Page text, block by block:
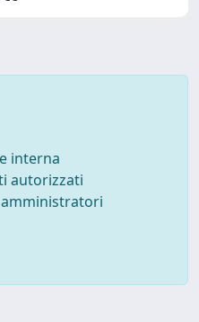
interna
autorizzati